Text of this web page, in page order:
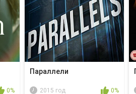
0%
Параллели
2015 год 0%